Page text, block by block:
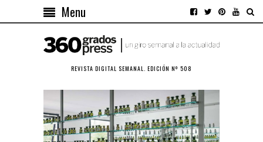
Menu
REVISTA DIGITAL SEMANAL. EDICIÓN Nº 508